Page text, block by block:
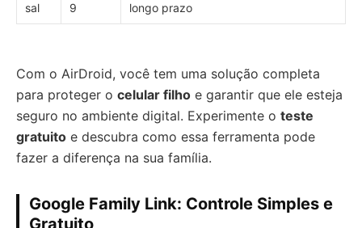
sal
9
longo prazo
Com o AirDroid, você tem uma solução completa
para proteger o celular filho e garantir que ele esteja
seguro no ambiente digital. Experimente o teste
gratuito e descubra como essa ferramenta pode
fazer a diferença na sua família.
Google Family Link: Controle Simples e
Gratuito